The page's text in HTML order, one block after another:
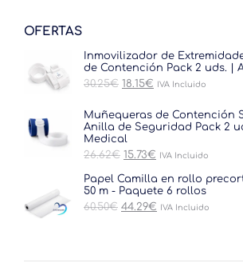
OFERTAS
Inmovilizador de
de Contención Pack 2 uds. |
30.25€ El
era:
30.25€.
18.15€ El
es:
18.15€.
IVA Incluido
Muñequeras de Contención
Anilla de Seguridad Pack 2
Medical
26.62€ El
original
era:
26.62€.
15.73€ El
actual
es:
15.73€.
IVA Incluido
Papel Camilla en rollo
50 m - Paquete 6 rollos
60.50€ El
44.29€ El
IVA Incluido